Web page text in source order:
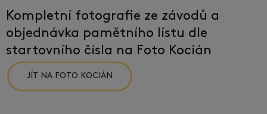
Kompletní fotografie ze závodů a
objednávka pamětního listu dle
startovního čísla na Foto Kocián
JÍT NA FOTO KOCIÁN